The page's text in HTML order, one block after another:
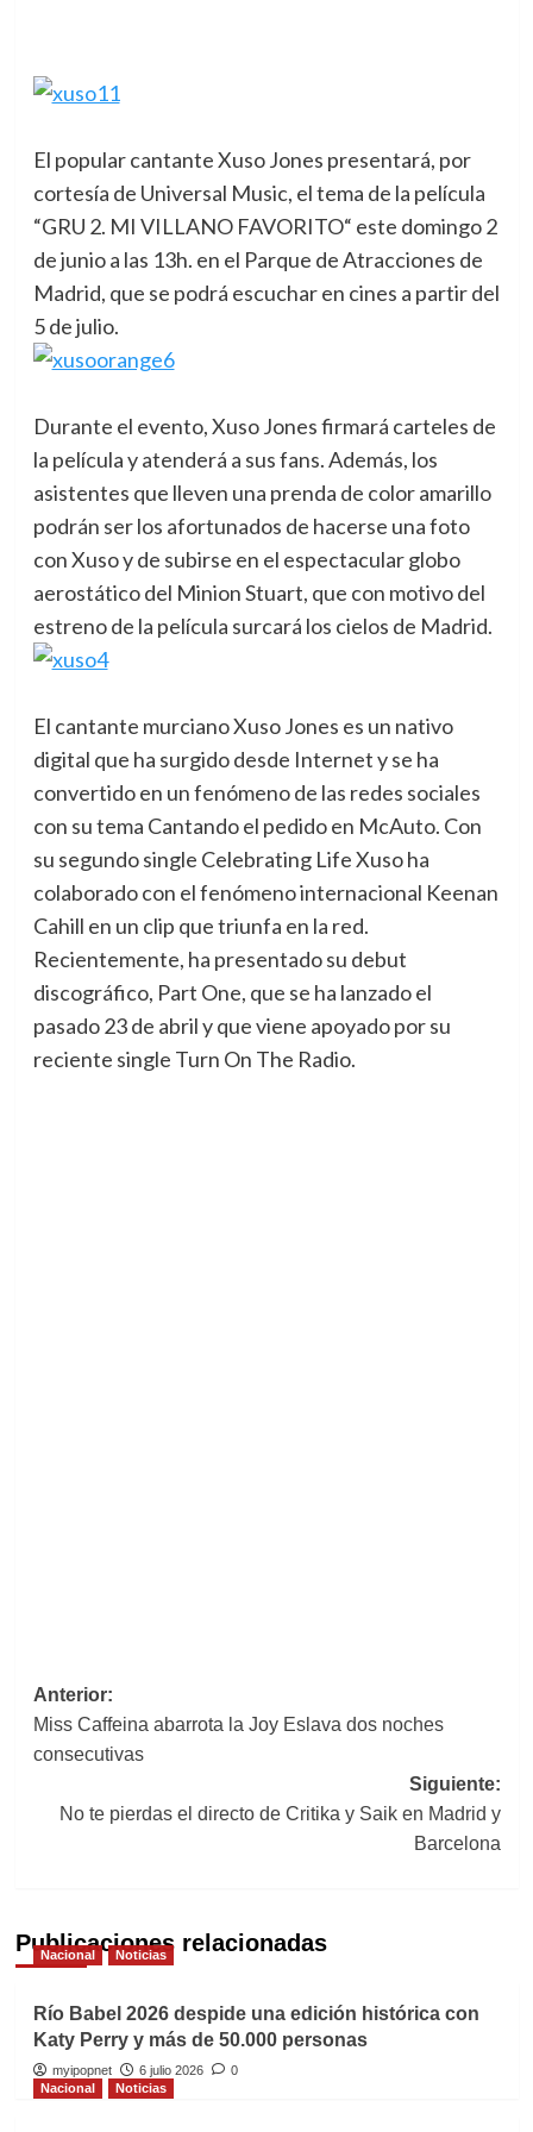
El popular cantante Xuso Jones presentará, por
cortesía de Universal Music, el tema de la película
“GRU 2. MI VILLANO FAVORITO“ este domingo 2
de junio a las 13h. en el Parque de Atracciones de
Madrid, que se podrá escuchar en cines a partir del
5 de julio.
Durante el evento, Xuso Jones firmará carteles de
la película y atenderá a sus fans. Además, los
asistentes que lleven una prenda de color amarillo
podrán ser los afortunados de hacerse una foto
con Xuso y de subirse en el espectacular globo
aerostático del Minion Stuart, que con motivo del
estreno de la película surcará los cielos de Madrid.
El cantante murciano Xuso Jones es un nativo
digital que ha surgido desde Internet y se ha
convertido en un fenómeno de las redes sociales
con su tema Cantando el pedido en McAuto. Con
su segundo single Celebrating Life Xuso ha
colaborado con el fenómeno internacional Keenan
Cahill en un clip que triunfa en la red.
Recientemente, ha presentado su debut
discográfico, Part One, que se ha lanzado el
pasado 23 de abril y que viene apoyado por su
reciente single Turn On The Radio.
Navegación
de
Anterior:
Miss Caffeina abarrota la Joy Eslava dos noches
consecutivas
Siguiente:
No te pierdas el directo de Critika y Saik en Madrid y
Barcelona
Publicaciones relacionadas
Nacional Noticias
Río Babel 2026 despide una edición histórica con
Katy Perry y más de 50.000 personas
myipopnet 6 julio 2026
0
Nacional
Noticias